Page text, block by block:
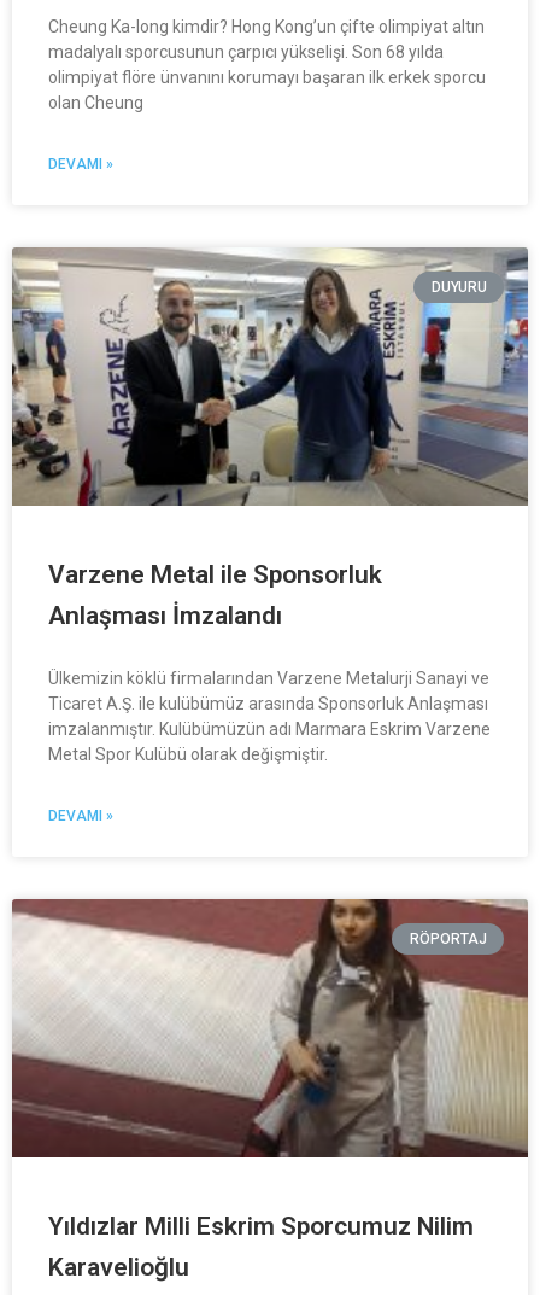
Cheung Ka-long kimdir? Hong Kong’un çifte olimpiyat altın
madalyalı sporcusunun çarpıcı yükselişi. Son 68 yılda
olimpiyat flöre ünvanını korumayı başaran ilk erkek sporcu
olan Cheung
DEVAMI »
DUYURU
Varzene Metal ile Sponsorluk
Anlaşması İmzalandı
Ülkemizin köklü firmalarından Varzene Metalurji Sanayi ve
Ticaret A.Ş. ile kulübümüz arasında Sponsorluk Anlaşması
imzalanmıştır. Kulübümüzün adı Marmara Eskrim Varzene
Metal Spor Kulübü olarak değişmiştir.
DEVAMI »
RÖPORTAJ
Yıldızlar Milli Eskrim Sporcumuz Nilim
Karavelioğlu